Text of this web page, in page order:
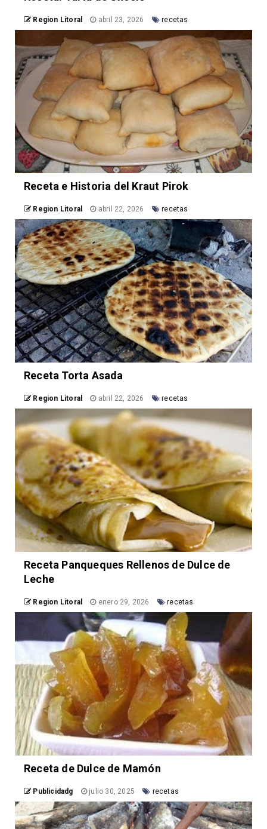
Region Litoral abril 23, 2026 recetas
Receta e Historia del Kraut Pirok
Region Litoral abril 22, 2026 recetas
Receta Torta Asada
Region Litoral abril 22, 2026 recetas
Receta Panqueques Rellenos de Dulce de
Leche
Region Litoral enero 29, 2026 recetas
Receta de Dulce de Mamón
Publicidadg julio 30, 2025 recetas